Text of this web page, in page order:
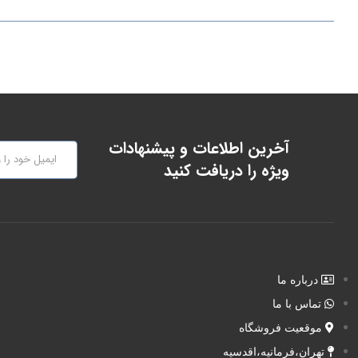
آخرین اطلاعات و پیشنهادات
ویژه را دریافت کنید
درباره ما
تماس با ما
موقعیت فروشگاه
تهران،فرمانیه،اقدسیه